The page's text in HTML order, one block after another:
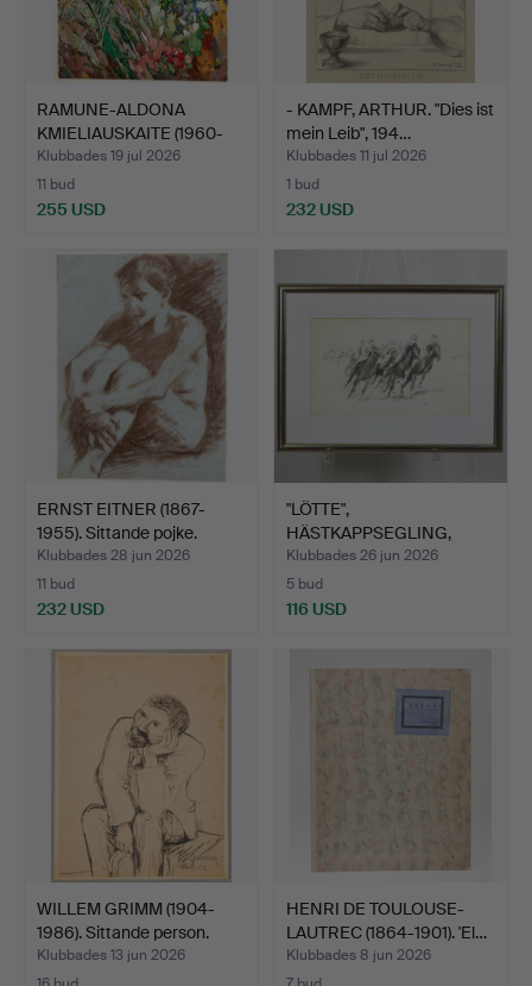
RAMUNE-ALDONA
KMIELIAUSKAITE (1960-
2020). …
Klubbades 19 jul 2026
11 bud
255 USD
- KAMPF, ARTHUR. "Dies ist
mein Leib", 194…
Klubbades 11 jul 2026
1 bud
232 USD
ERNST EITNER (1867-
1955). Sittande pojke.
Klubbades 28 jun 2026
11 bud
232 USD
"LÖTTE",
HÄSTKAPPSEGLING,
TUSCHTECKNING, I…
Klubbades 26 jun 2026
5 bud
116 USD
WILLEM GRIMM (1904-
1986). Sittande person.
Klubbades 13 jun 2026
HENRI DE TOULOUSE-
LAUTREC (1864-1901). 'El…
Klubbades 8 jun 2026